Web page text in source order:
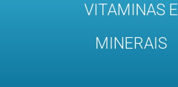
VITAMINAS E
MINERAIS